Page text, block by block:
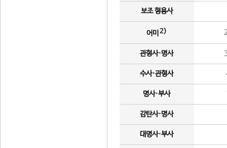
보조 형용사
어미 2)
관형사·명사
수사·관형사
명사·부사
감탄사·명사
대명사·부사